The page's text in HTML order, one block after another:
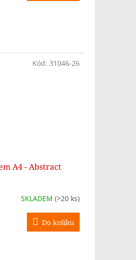
A4 - Abstract
SKLADEM (>20 ks)
Do košíku
Kód: 31046-26